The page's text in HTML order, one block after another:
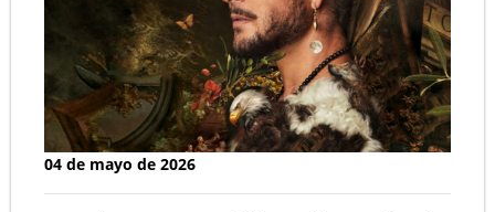
04 de mayo de 2026